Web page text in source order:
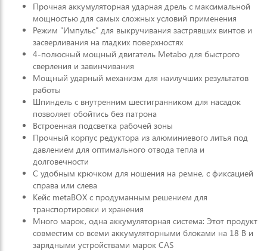
Прочная аккумуляторная ударная дрель с максимальной
мощностью для самых сложных условий применения
Режим "Импульс" для выкручивания застрявших винтов и
засверливания на гладких поверхностях
4-полюсный мощный двигатель Metabo для быстрого
сверления и завинчивания
Мощный ударный механизм для наилучших результатов
работы
Шпиндель с внутренним шестигранником для насадок
позволяет обойтись без патрона
Встроенная подсветка рабочей зоны
Прочный корпус редуктора из алюминиевого литья под
давлением для оптимального отвода тепла и
долговечности
С удобным крючком для ношения на ремне, с фиксацией
справа или слева
Кейс metaBOX с продуманным решением для
транспортировки и хранения
Много марок, одна аккумуляторная система: Этот продукт
совместим со всеми аккумуляторными блоками на 18 В и
зарядными устройствами марок CAS